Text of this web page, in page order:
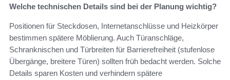
Welche technischen Details sind bei der Planung wichtig?
Positionen für Steckdosen, Internetanschlüsse und Heizkörper
bestimmen spätere Möblierung. Auch Türanschläge,
Schranknischen und Türbreiten für Barrierefreiheit (stufenlose
Übergänge, breitere Türen) sollten früh bedacht werden. Solche
Details sparen Kosten und verhindern spätere